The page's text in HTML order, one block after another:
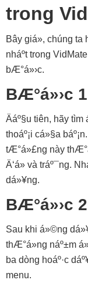
trong
Bây giá», chúng
nháº­t trong
bÆ°á»›c.
BÆ°á»›c
Äáº§u tiên, hãy
thoáº¡i cá»§a
tÆ°á»£ng này
Ä‘á» và tráº¯ng.
dá»¥ng.
BÆ°á»›c
Sau khi á»©ng
thÆ°á»ng náº±m
ba dòng hoáº·c
menu.